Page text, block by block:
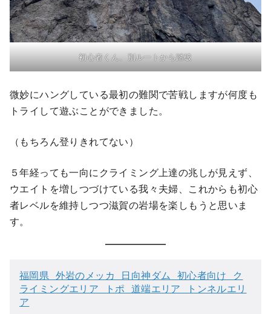
初心者くん、別ルートから踏破
微妙にハングしている最初の難関で苦戦しますが何度も
トライして遊ぶことができました。
（もちろん登りきれてない）
５年経っても一向にクライミング上達の兆しが見えず、
ウエイトを増しつづけている我々夫婦、これからも初心
者レベルを維持しつつ滋賀の岩場を楽しもうと思いま
す。
福岡県 外岩のメッカ 日向神ダム 初心者向け ク
ライミングエリア トポ 道端エリア トンネルエリ
ア